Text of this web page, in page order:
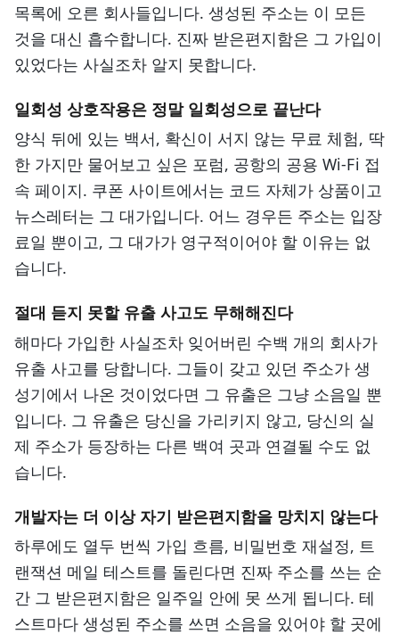
목록에 오른 회사들입니다. 생성된 주소는 이 모든
것을 대신 흡수합니다. 진짜 받은편지함은 그 가입이
있었다는 사실조차 알지 못합니다.
일회성 상호작용은 정말 일회성으로 끝난다
양식 뒤에 있는 백서, 확신이 서지 않는 무료 체험, 딱
한 가지만 물어보고 싶은 포럼, 공항의 공용 Wi-Fi 접
속 페이지. 쿠폰 사이트에서는 코드 자체가 상품이고
뉴스레터는 그 대가입니다. 어느 경우든 주소는 입장
료일 뿐이고, 그 대가가 영구적이어야 할 이유는 없
습니다.
절대 듣지 못할 유출 사고도 무해해진다
해마다 가입한 사실조차 잊어버린 수백 개의 회사가
유출 사고를 당합니다. 그들이 갖고 있던 주소가 생
성기에서 나온 것이었다면 그 유출은 그냥 소음일 뿐
입니다. 그 유출은 당신을 가리키지 않고, 당신의 실
제 주소가 등장하는 다른 백여 곳과 연결될 수도 없
습니다.
개발자는 더 이상 자기 받은편지함을 망치지 않는다
하루에도 열두 번씩 가입 흐름, 비밀번호 재설정, 트
랜잭션 메일 테스트를 돌린다면 진짜 주소를 쓰는 순
간 그 받은편지함은 일주일 안에 못 쓰게 됩니다. 테
스트마다 생성된 주소를 쓰면 소음을 있어야 할 곳에